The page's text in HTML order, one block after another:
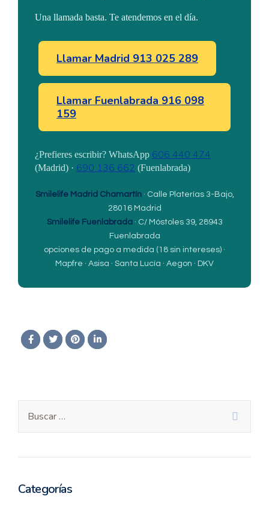
Una llamada basta. Te atendemos en el día.
Llamar Madrid 913 025 289
Llamar Fuenlabrada 916 098
159
¿Prefieres escribir? WhatsApp 606 440 474
(Madrid) · 690 136 662 (Fuenlabrada)
Smilelife Madrid Chamartín· Calle Platerías 3-Bajo,
28016 Madrid
Smilelife Fuenlabrada· C/ Móstoles 39, 28943
Fuenlabrada
opciones de pago a medida (18 sin intereses) ·
Mapfre · Asisa · Santa Lucía · Aegon · DKV
Categorías